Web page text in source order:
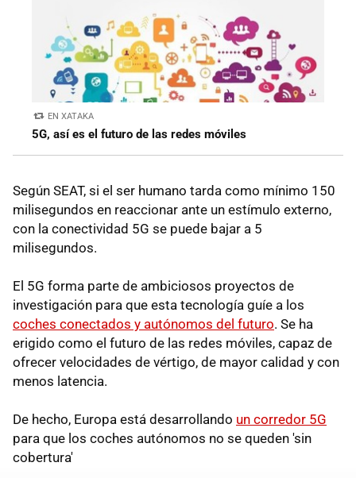
EN XATAKA
5G, así es el futuro de las redes móviles
Según SEAT, si el ser humano tarda como mínimo 150
milisegundos en reaccionar ante un estímulo externo,
con la conectividad 5G se puede bajar a 5
milisegundos.
El 5G forma parte de ambiciosos proyectos de
investigación para que esta tecnología guíe a los
coches conectados y autónomos del futuro. Se ha
erigido como el futuro de las redes móviles, capaz de
ofrecer velocidades de vértigo, de mayor calidad y con
menos latencia.
De hecho, Europa está desarrollando un corredor 5G
para que los coches autónomos no se queden 'sin
cobertura'